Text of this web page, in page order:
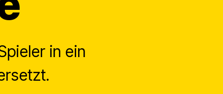
in ein